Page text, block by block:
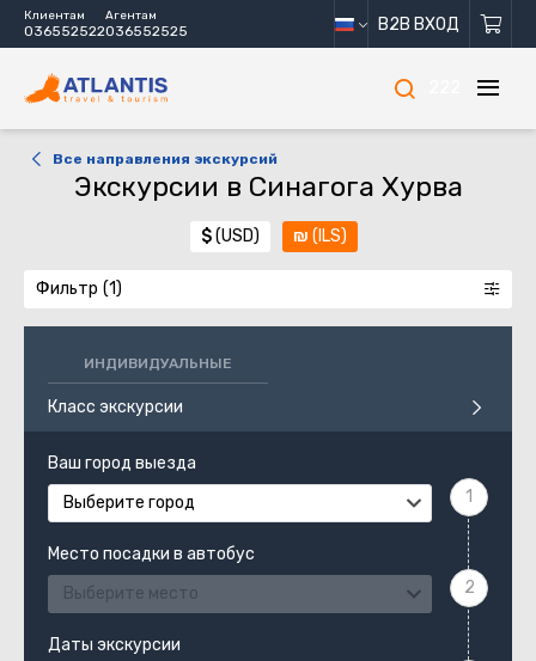
Клиентам
036552522
Агентам
036552525 B2B ВХОД
Все направления экскурсий
Экскурсии в Синагога Хурва
$(USD) ₪ (ILS)
Фильтр
ИНДИВИДУАЛЬНЫЕ
Класс экскурсии
Ваш город выезда
Выберите город
Место посадки в автобус
Выберите место
Даты экскурсии